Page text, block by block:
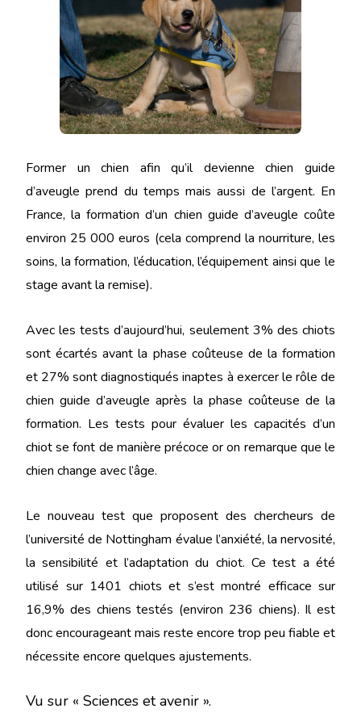
Former un chien afin qu’il devienne chien guide
d’aveugle prend du temps mais aussi de l’argent. En
France, la formation d’un chien guide d’aveugle coûte
environ 25 000 euros (cela comprend la nourriture, les
soins, la formation, l’éducation, l’équipement ainsi que le
stage avant la remise).
Avec les tests d’aujourd’hui, seulement 3% des chiots
sont écartés avant la phase coûteuse de la formation
et 27% sont diagnostiqués inaptes à exercer le rôle de
chien guide d’aveugle après la phase coûteuse de la
formation. Les tests pour évaluer les capacités d’un
chiot se font de manière précoce or on remarque que le
chien change avec l’âge.
Le nouveau test que proposent des chercheurs de
l’université de Nottingham évalue l’anxiété, la nervosité,
la sensibilité et l’adaptation du chiot. Ce test a été
utilisé sur 1401 chiots et s’est montré efficace sur
16,9% des chiens testés (environ 236 chiens). Il est
donc encourageant mais reste encore trop peu fiable et
nécessite encore quelques ajustements.
Vu sur « Sciences et avenir ».